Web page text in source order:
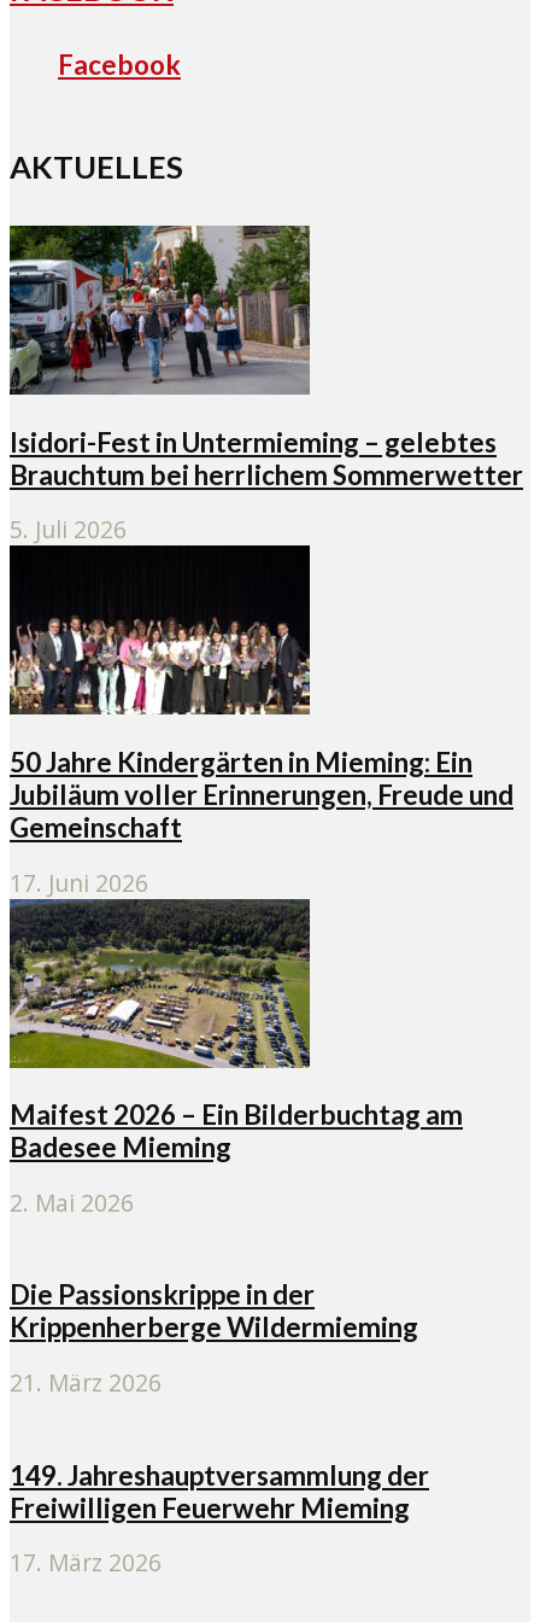
Facebook
AKTUELLES
Isidori-Fest in Untermieming – gelebtes
Brauchtum bei herrlichem Sommerwetter
5. Juli 2026
50 Jahre Kindergärten in Mieming: Ein
Jubiläum voller Erinnerungen, Freude und
Gemeinschaft
17. Juni 2026
Maifest 2026 – Ein Bilderbuchtag am
Badesee Mieming
2. Mai 2026
Die Passionskrippe in der
Krippenherberge Wildermieming
21. März 2026
149. Jahreshauptversammlung der
Freiwilligen Feuerwehr Mieming
17. März 2026